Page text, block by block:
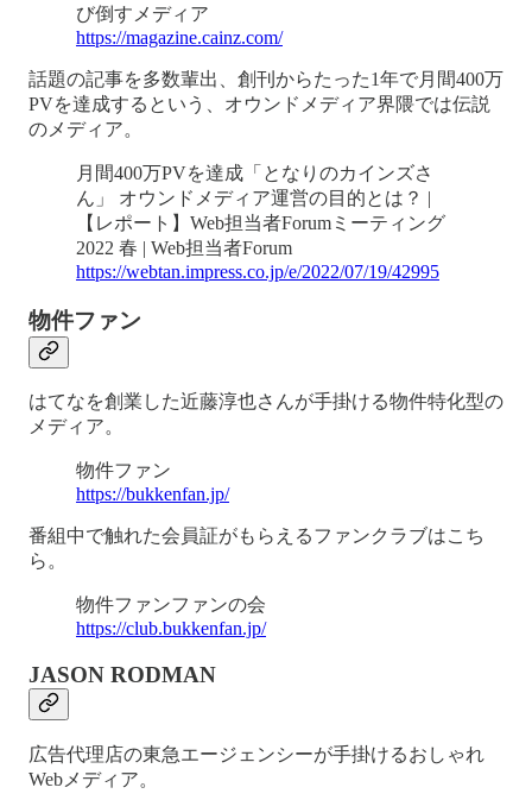
び倒すメディア
https://magazine.cainz.com/
話題の記事を多数輩出、創刊からたった1年で月間400万
PVを達成するという、オウンドメディア界隈では伝説
のメディア。
月間400万PVを達成「となりのカインズさ
ん」 オウンドメディア運営の目的とは？ |
【レポート】Web担当者Forumミーティング
2022 春 | Web担当者Forum
https://webtan.impress.co.jp/e/2022/07/19/42995
物件ファン
はてなを創業した近藤淳也さんが手掛ける物件特化型の
メディア。
物件ファン
https://bukkenfan.jp/
番組中で触れた会員証がもらえるファンクラブはこち
ら。
物件ファンファンの会
https://club.bukkenfan.jp/
JASON RODMAN
広告代理店の東急エージェンシーが手掛けるおしゃれ
Webメディア。